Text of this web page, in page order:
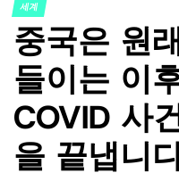
POSTED
IN
세계
중국은 원
들이는 이
COVID 사
을 끝냅니